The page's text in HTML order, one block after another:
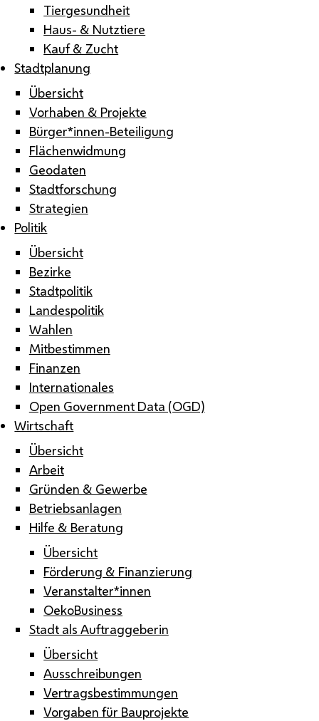
Tiergesundheit
Haus- & Nutztiere
Kauf & Zucht
Stadtplanung
Übersicht
Vorhaben & Projekte
Bürger*innen-Beteiligung
Flächenwidmung
Geodaten
Stadtforschung
Strategien
Politik
Übersicht
Bezirke
Stadtpolitik
Landespolitik
Wahlen
Mitbestimmen
Finanzen
Internationales
Open Government Data (OGD)
Wirtschaft
Übersicht
Arbeit
Gründen & Gewerbe
Betriebsanlagen
Hilfe & Beratung
Übersicht
Förderung & Finanzierung
Veranstalter*innen
OekoBusiness
Stadt als Auftraggeberin
Übersicht
Ausschreibungen
Vertragsbestimmungen
Vorgaben für Bauprojekte